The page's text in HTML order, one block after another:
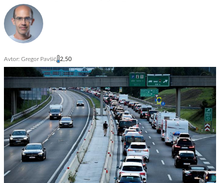
Avtor: Gregor Pavšič 2,50